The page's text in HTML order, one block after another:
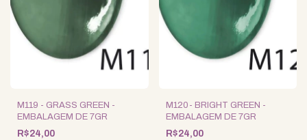
M119 - GRASS GREEN -
EMBALAGEM DE 7GR
R$24,00
M120- BRIGHT GREEN -
EMBALAGEM DE 7GR
R$24,00